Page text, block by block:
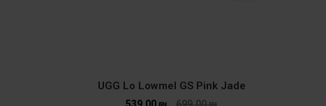
UGG Lo Lowmel GS Pink Jade